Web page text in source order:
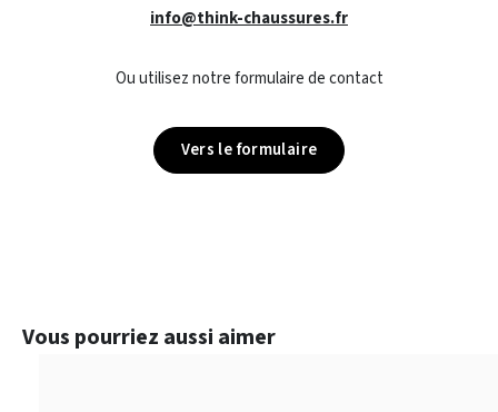
info@think-chaussures.fr
Ou utilisez notre formulaire de contact
Vers le formulaire
Ignorer la galerie de produits
Vous pourriez aussi aimer